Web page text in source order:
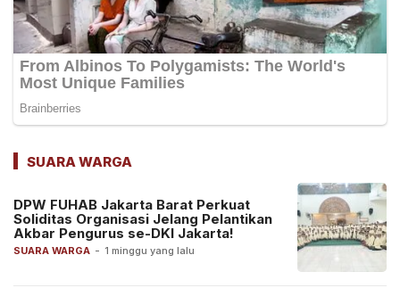
SUARA WARGA
SUARA WARGA - 1 minggu yang lalu
DPW FUHAB Jakarta Barat Perkuat
Soliditas Organisasi Jelang Pelantikan
Akbar Pengurus se-DKI Jakarta!